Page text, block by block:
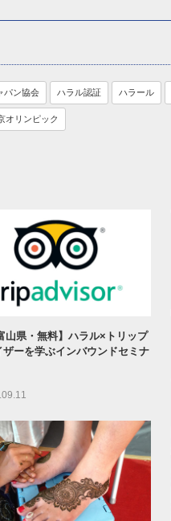
パン協会 ハラル認証 ハラール
オリンピック
山県・無料】ハラル×トリップ
ザーを学ぶインバウンドセミナ